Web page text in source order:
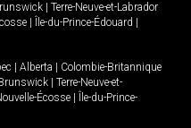
Terre-Neuve-et-Labrador
Île-du-Prince-Édouard
Alberta
Colombie-Britannique
Terre-Neuve-et-
Écosse
Île-du-Prince-